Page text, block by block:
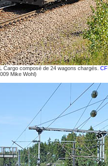
Cargo composé de 24 wagons chargés.
Mike Wohl)